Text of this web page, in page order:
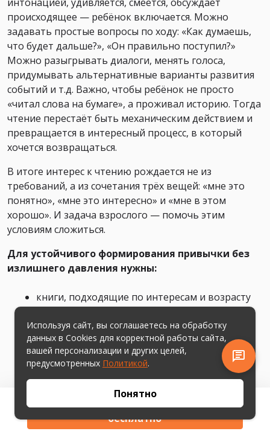
происходящее — ребёнок включается. Можно
задавать простые вопросы по ходу: «Как думаешь,
что будет дальше?», «Он правильно поступил?»
Можно разыгрывать диалоги, менять голоса,
придумывать альтернативные варианты развития
событий и т.д. Важно, чтобы ребёнок не просто
«читал слова на бумаге», а проживал историю. Тогда
чтение перестаёт быть механическим действием и
превращается в интересный процесс, в который
хочется возвращаться.
В итоге интерес к чтению рождается не из
требований, а из сочетания трёх вещей: «мне это
понятно», «мне это интересно» и «мне в этом
хорошо». И задача взрослого — помочь этим
условиям сложиться.
Для устойчивого формирования привычки без
излишнего давления нужны:
книги, подходящие по интересам и возрасту
короткие, но регулярные подходы (можно
ставить таймер)
ритуалы чтения (перед сном, утром, вслух
маме/папе/брату/бабушке и т.д.)
постепенное увеличение объёма (можно вести
трек-листы с отметками прогресса)
Используя сайт, вы соглашаетесь на обработку
данных в Cookies для корректной работы сайта,
вашей персонализации и других целей,
предусмотренных Политикой.
Понятно
бесплатно